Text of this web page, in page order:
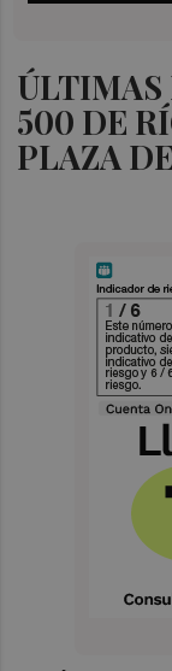
ÚLTIMAS
500 DE
PLAZA